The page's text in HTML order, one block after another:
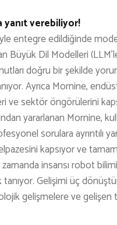
verebiliyor!
entegre edildiğinde
Büyük Dil Modelleri
doğru bir şekilde
Ayrıca Mornine,
ve sektör öngörülerini
yararlanan Mornine,
sorulara ayrıntılı
kapsıyor ve
zamanda insansı robot
Gelişimi üç
gelişmelere ve gelişen